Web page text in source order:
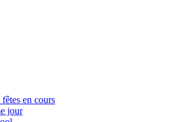
en cours
jour